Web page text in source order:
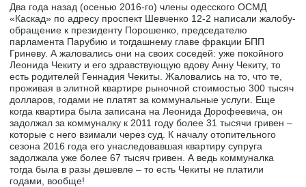
Два года назад (осенью 2016-го) члены одесского ОСМД
«Каскад» по адресу проспект Шевченко 12-2 написали жалобу-
обращение к президенту Порошенко, председателю
парламента Парубию и тогдашнему главе фракции БПП
Гриневу. А жаловались они на своих соседей: уже покойного
Леонида Чекиту и его здравствующую вдову Анну Чекиту, то
есть родителей Геннадия Чекиты. Жаловались на то, что те,
проживая в элитной квартире рыночной стоимостью 300 тысяч
долларов, годами не платят за коммунальные услуги. Еще
когда квартира была записана на Леонида Дорофеевича, он
задолжал за коммуналку к 2011 году более 31 тысячи гривен –
которые с него взимали через суд. К началу отопительного
сезона 2016 года его унаследовавшая квартиру супруга
задолжала уже более 67 тысяч гривен. А ведь коммуналка
тогда была в разы дешевле – то есть Чекиты не платили
годами, вообще!